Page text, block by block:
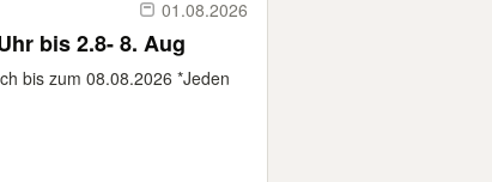
01.08.2026
bis 2.8- 8. Aug
bis zum 08.08.2026 *Jeden